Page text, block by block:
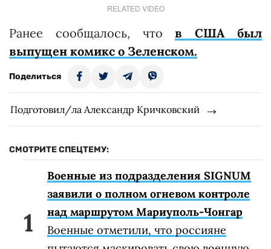
RELATED VIDEO
Ранее сообщалось, чтов США был
выпущен комикс о Зеленском.
Поделиться
Подготовил/ла Александр Кричковский
СМОТРИТЕ СПЕЦТЕМУ:
Военные из подразделения SIGNUM
заявили о полном огневом контроле
над маршрутом Мариуполь-Чонгар
Военные отметили, что россияне